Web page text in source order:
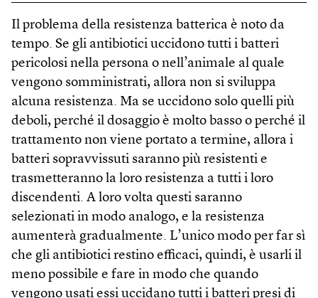
Il problema della resistenza batterica è noto da
tempo. Se gli antibiotici uccidono tutti i batteri
pericolosi nella persona o nell’animale al quale
vengono somministrati, allora non si sviluppa
alcuna resistenza. Ma se uccidono solo quelli più
deboli, perché il dosaggio è molto basso o perché il
trattamento non viene portato a termine, allora i
batteri sopravvissuti saranno più resistenti e
trasmetteranno la loro resistenza a tutti i loro
discendenti. A loro volta questi saranno
selezionati in modo analogo, e la resistenza
aumenterà gradualmente. L’unico modo per far sì
che gli antibiotici restino efficaci, quindi, è usarli il
meno possibile e fare in modo che quando
vengono usati essi uccidano tutti i batteri presi di